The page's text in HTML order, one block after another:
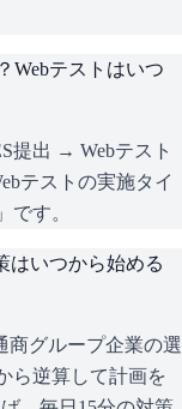
Webテストはいつ
提出 → Webテスト
テストの実施タイ
です。
はいつから始める
商グループ企業の選
ら逆算して計画を